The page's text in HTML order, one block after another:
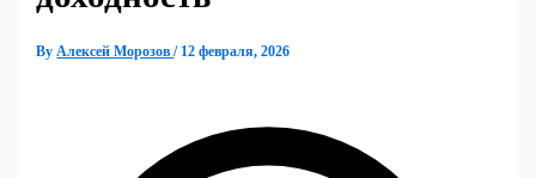
ByАлексей Морозов/ 12 февраля, 2026